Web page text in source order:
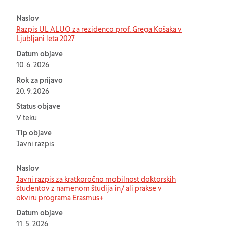
Naslov
Razpis UL ALUO za rezidenco prof. Grega Košaka v
Ljubljani leta 2027
Datum objave
10. 6. 2026
Rok za prijavo
20. 9. 2026
Status objave
V teku
Tip objave
Javni razpis
Naslov
Javni razpis za kratkoročno mobilnost doktorskih
študentov z namenom študija in/ ali prakse v
okviru programa Erasmus+
Datum objave
11. 5. 2026